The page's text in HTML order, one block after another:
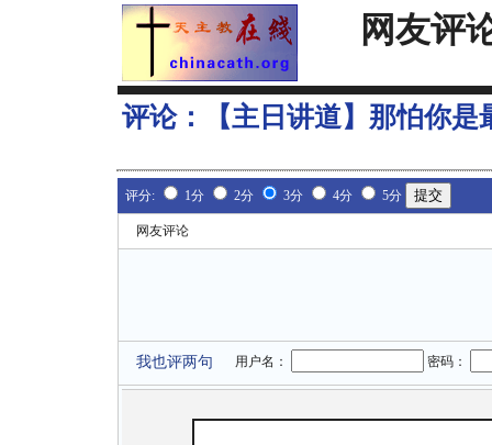
网友评
评论： 【主日讲道】那怕你是
评分: 1分 2分 3分 4分 5分
网友评论
我也评两句 用户名： 密码：